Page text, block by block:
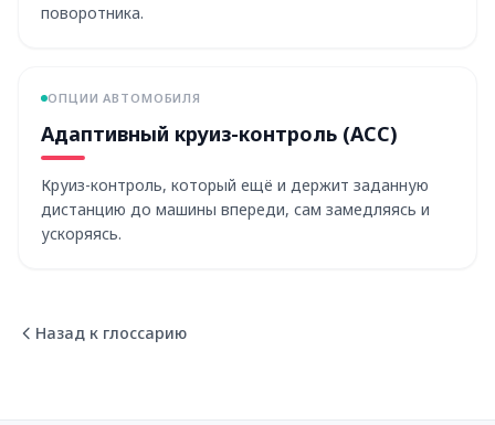
поворотника.
ОПЦИИ АВТОМОБИЛЯ
Адаптивный круиз-контроль (ACC)
Круиз-контроль, который ещё и держит заданную
дистанцию до машины впереди, сам замедляясь и
ускоряясь.
Назад к глоссарию